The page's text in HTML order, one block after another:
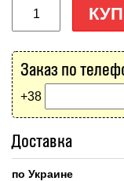
Заказ по
+38
Доставка
по Украине